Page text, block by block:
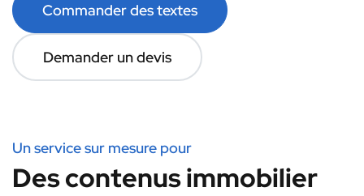
Commander des textes
Demander un devis
Un service sur mesure pour
Des contenus immobilier